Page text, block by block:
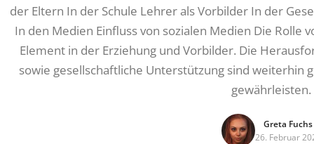
der Eltern In der Schule Lehrer als Vorbilder In der
In den Medien Einfluss von sozialen Medien Die Rolle
Element in der Erziehung und Vorbilder. Die
sowie gesellschaftliche Unterstützung sind weiterhin
gewährleisten.
Greta Fuchs
26. Februar